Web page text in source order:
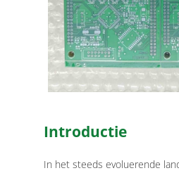
Introductie
In het steeds evoluerende